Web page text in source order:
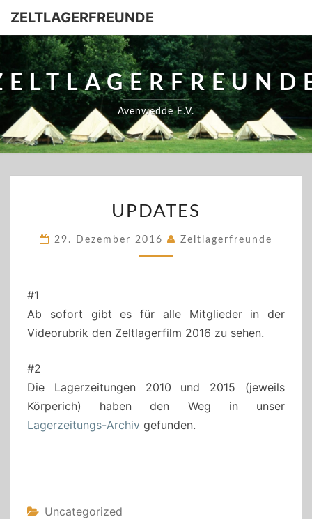
ZELTLAGERFREUNDE
Avenwedde E.V.
UPDATES
29. Dezember 2016 Zeltlagerfreunde
#1
Ab sofort gibt es für alle Mitglieder in der
Videorubrik den Zeltlagerfilm 2016 zu sehen.
#2
Die Lagerzeitungen 2010 und 2015 (jeweils
Körperich) haben den Weg in unser
Lagerzeitungs-Archiv gefunden.
Uncategorized